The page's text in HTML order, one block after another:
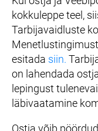
kokkuleppe teel,
Tarbijavaidluste
esitada siin.
on lahendada
lepingust
läbivaatamine
Ostja võib